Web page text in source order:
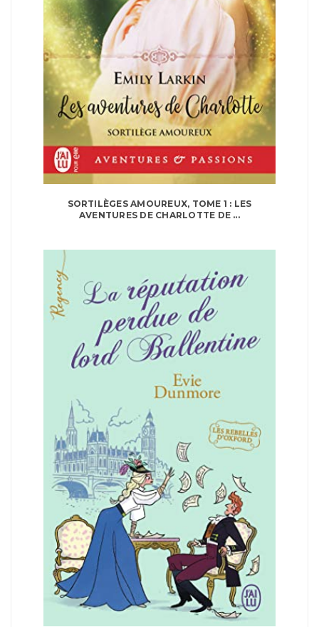
SORTILÈGES AMOUREUX, TOME 1 : LES
AVENTURES DE CHARLOTTE DE ...